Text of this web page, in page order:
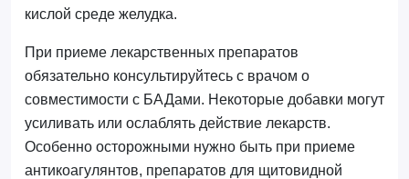
кислой среде желудка.
При приеме лекарственных препаратов
обязательно консультируйтесь с врачом о
совместимости с БАДами. Некоторые добавки могут
усиливать или ослаблять действие лекарств.
Особенно осторожными нужно быть при приеме
антикоагулянтов, препаратов для щитовидной